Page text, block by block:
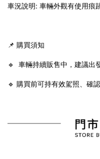
車況說明: 車輛外觀有使用痕
📌 購買須知
🔹 車輛持續販售中，建議出
🔹 購買前可持有效駕照、確